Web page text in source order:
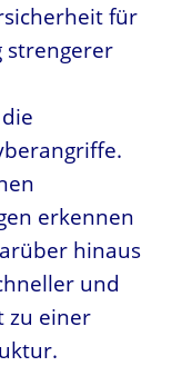
für
strengerer
erkennen
hinaus
und
zu einer